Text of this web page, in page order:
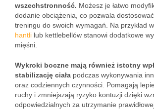
wszechstronność. Możesz je łatwo
dodanie obciążenia, co pozwala
treningu do swoich wymagań. Na przykład
hantli lub kettlebellów stanowi dodatkowe
mięśni.
Wykroki boczne mają również istotny
stabilizację ciała podczas wykonywania
oraz codziennych czynności. Pomagają
ruchy i zmniejszają ryzyko kontuzji dzięki
odpowiedzialnych za utrzymanie